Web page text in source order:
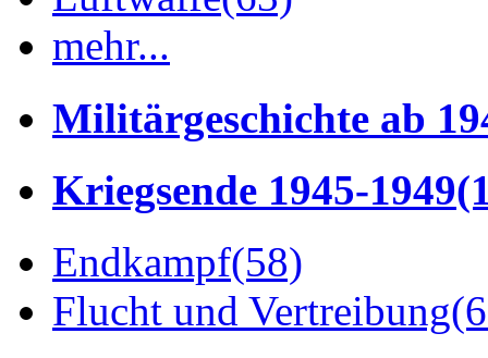
mehr...
Militärgeschichte ab
Kriegsende 1945-1949
Endkampf(58)
Flucht und Vertreibung